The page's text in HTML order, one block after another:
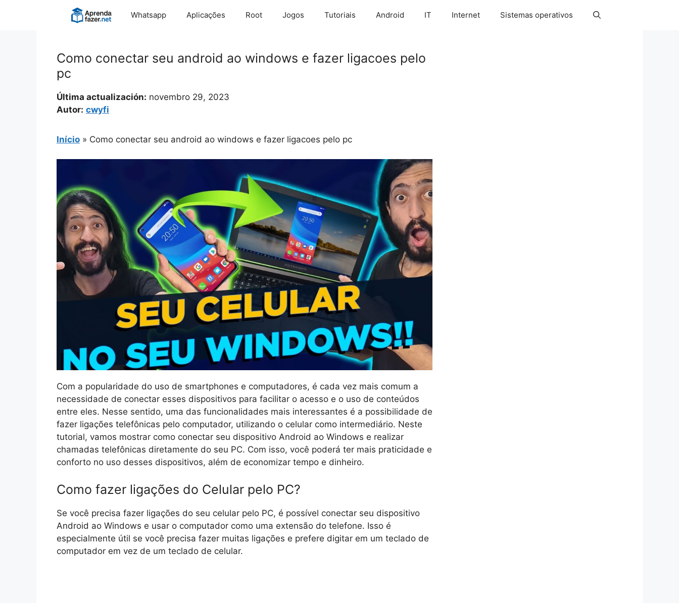
Whatsapp Aplicações Root Jogos Tutoriais Android IT Internet Sistemas operativos
Como conectar seu android ao windows e fazer ligacoes pelo
pc
Última actualización: novembro 29, 2023
Autor: cwyfi
Início » Como conectar seu android ao windows e fazer ligacoes pelo pc
Com a popularidade do uso de smartphones e computadores, é cada vez mais comum a
necessidade de conectar esses dispositivos para facilitar o acesso e o uso de conteúdos
entre eles. Nesse sentido, uma das funcionalidades mais interessantes é a possibilidade de
fazer ligações telefônicas pelo computador, utilizando o celular como intermediário. Neste
tutorial, vamos mostrar como conectar seu dispositivo Android ao Windows e realizar
chamadas telefônicas diretamente do seu PC. Com isso, você poderá ter mais praticidade e
conforto no uso desses dispositivos, além de economizar tempo e dinheiro.
Como fazer ligações do Celular pelo PC?
Se você precisa fazer ligações do seu celular pelo PC, é possível conectar seu dispositivo
Android ao Windows e usar o computador como uma extensão do telefone. Isso é
especialmente útil se você precisa fazer muitas ligações e prefere digitar em um teclado de
computador em vez de um teclado de celular.